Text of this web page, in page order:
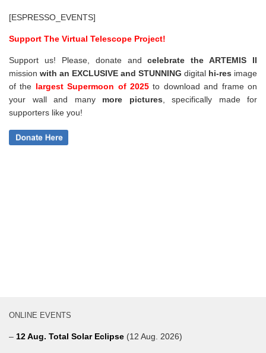
[ESPRESSO_EVENTS]
Support The Virtual Telescope Project!
Support us! Please, donate andcelebrate the ARTEMIS II
mission with an EXCLUSIVE and STUNNING digital hi-res image
of the largest Supermoon of 2025to download and frame on
your wall and many more pictures
specifically made for
supporters like you!
ONLINE EVENTS
– 12 Aug. Total Solar Eclipse (12 Aug. 2026)